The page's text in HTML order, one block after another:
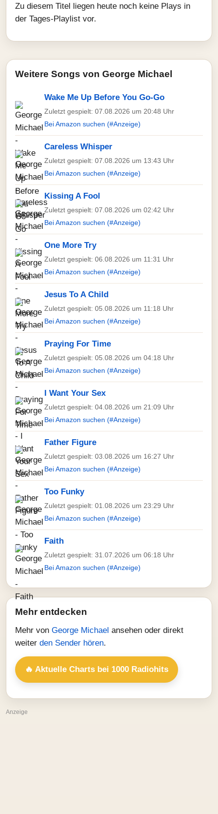
Zu diesem Titel liegen heute noch keine Plays in
der Tages-Playlist vor.
Weitere Songs von George Michael
Wake Me Up Before You Go-Go
Zuletzt gespielt: 07.08.2026 um 20:48 Uhr
Bei Amazon suchen (#Anzeige)
Careless Whisper
Zuletzt gespielt: 07.08.2026 um 13:43 Uhr
Bei Amazon suchen (#Anzeige)
Kissing A Fool
Zuletzt gespielt: 07.08.2026 um 02:42 Uhr
Bei Amazon suchen (#Anzeige)
One More Try
Zuletzt gespielt: 06.08.2026 um 11:31 Uhr
Bei Amazon suchen (#Anzeige)
Jesus To A Child
Zuletzt gespielt: 05.08.2026 um 11:18 Uhr
Bei Amazon suchen (#Anzeige)
Praying For Time
Zuletzt gespielt: 05.08.2026 um 04:18 Uhr
Bei Amazon suchen (#Anzeige)
I Want Your Sex
Zuletzt gespielt: 04.08.2026 um 21:09 Uhr
Bei Amazon suchen (#Anzeige)
Father Figure
Zuletzt gespielt: 03.08.2026 um 16:27 Uhr
Bei Amazon suchen (#Anzeige)
Too Funky
Zuletzt gespielt: 01.08.2026 um 23:29 Uhr
Bei Amazon suchen (#Anzeige)
Faith
Zuletzt gespielt: 31.07.2026 um 06:18 Uhr
Bei Amazon suchen (#Anzeige)
Mehr entdecken
Mehr von George Michael ansehen oder direkt
weiter den Sender hören.
🔥 Aktuelle Charts bei 1000 Radiohits
Anzeige